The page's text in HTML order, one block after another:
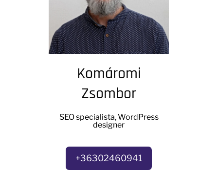
Komáromi
Zsombor
SEO specialista, WordPress
designer
+36302460941